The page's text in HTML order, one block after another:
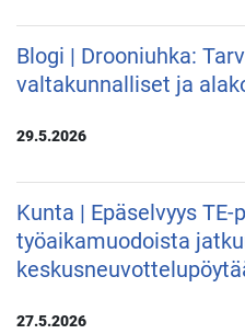
Blogi | Drooniuhka:
valtakunnalliset ja
29.5.2026
Kunta | Epäselvyys TE-
työaikamuodoista
27.5.2026